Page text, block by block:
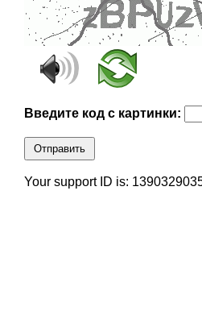
Введите код с картинки:
Отправить
Your support ID is: